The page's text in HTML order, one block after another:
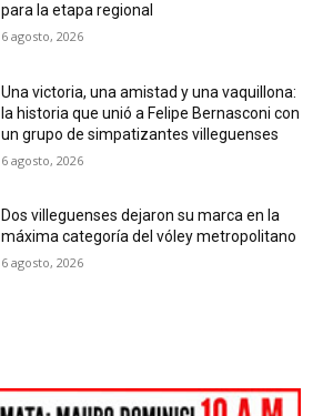
para la etapa regional
6 agosto, 2026
Una victoria, una amistad y una vaquillona:
la historia que unió a Felipe Bernasconi con
un grupo de simpatizantes villeguenses
6 agosto, 2026
Dos villeguenses dejaron su marca en la
máxima categoría del vóley metropolitano
6 agosto, 2026